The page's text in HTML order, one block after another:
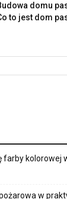
domu
to jest dom
farby kolorowej
w